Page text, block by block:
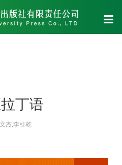
丁语
杰,李引乾